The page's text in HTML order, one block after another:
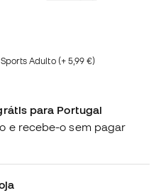
Adulto (+ 5,99 €)
para Portugal
e recebe-o sem pagar